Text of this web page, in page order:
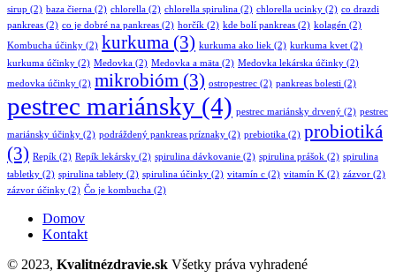
sirup (2) baza čierna (2) chlorella (2) chlorella spirulina (2) chlorella ucinky (2) co drazdi
pankreas (2) co je dobré na pankreas (2) horčík (2) kde bolí pankreas (2) kolagén (2)
Kombucha účinky (2) kurkuma (3) kurkuma ako liek (2) kurkuma kvet (2)
kurkuma účinky (2) Medovka (2) Medovka a mäta (2) Medovka lekárska účinky (2)
medovka účinky (2) mikrobióm (3) ostropestrec (2) pankreas bolesti (2)
pestrec mariánsky (4) pestrec mariánsky drvený (2) pestrec
mariánsky účinky (2) podráždený pankreas príznaky (2) prebiotika (2) probiotiká
(3) Repík (2) Repík lekársky (2) spirulina dávkovanie (2) spirulina prášok (2) spirulina
tabletky (2) spirulina tablety (2) spirulina účinky (2) vitamín c (2) vitamín K (2) zázvor (2)
zázvor účinky (2) Čo je kombucha (2)
Domov
Kontakt
© 2023, Kvalitnézdravie.sk Všetky práva vyhradené